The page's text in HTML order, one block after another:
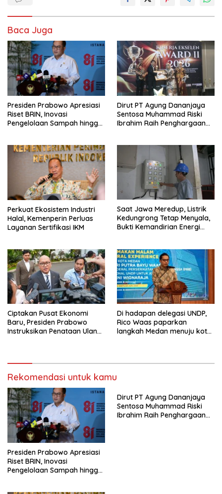
Baca Juga
Presiden Prabowo Apresiasi
Riset BRIN, Inovasi
Pengelolaan Sampah hingga
Dirut PT Agung Dananjaya
Sentosa Muhammad Riski
Ibrahim Raih Penghargaan
Perkuat Ekosistem Industri
Halal, Kemenperin Perluas
Layanan Sertifikasi IKM
Saat Jawa Meredup, Listrik
Kedungrong Tetap Menyala,
Bukti Kemandirian Energi
Ciptakan Pusat Ekonomi
Baru, Presiden Prabowo
Instruksikan Penataan Ulang
Di hadapan delegasi UNDP,
Rico Waas paparkan
langkah Medan menuju kota
Rekomendasi untuk kamu
Presiden Prabowo Apresiasi
Riset BRIN, Inovasi
Pengelolaan Sampah hingga
Dirut PT Agung Dananjaya
Sentosa Muhammad Riski
Ibrahim Raih Penghargaan